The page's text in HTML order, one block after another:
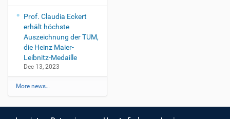
Prof. Claudia Eckert
erhält höchste
Auszeichnung der TUM,
die Heinz Maier-
Leibnitz-Medaille
Dec 13, 2023
More news…